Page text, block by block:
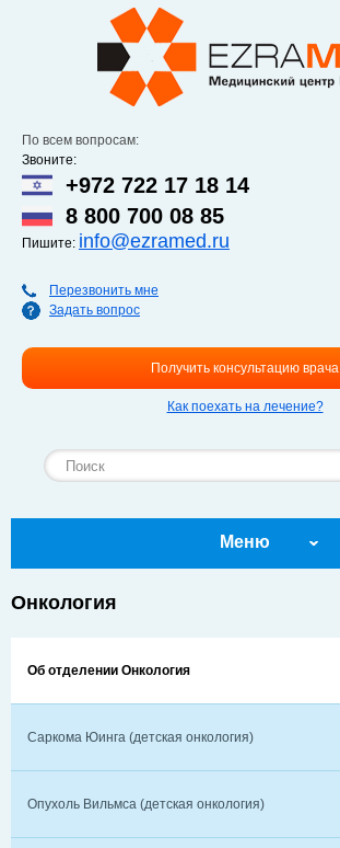
основному
содержанию
По всем вопросам:
Звоните:
+972 722 17 18 14
8 800 700 08 85
Пишите: info@ezramed.ru
Перезвонить мне
Задать вопрос
Получить консультацию врача
Как поехать на лечение?
Меню
Онкология
Об отделении Онкология
Саркома Юинга (детская онкология)
Опухоль Вильмса (детская онкология)